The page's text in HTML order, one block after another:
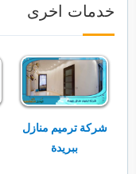
خدمات اخرى
شركة ترميم منازل
ببريدة